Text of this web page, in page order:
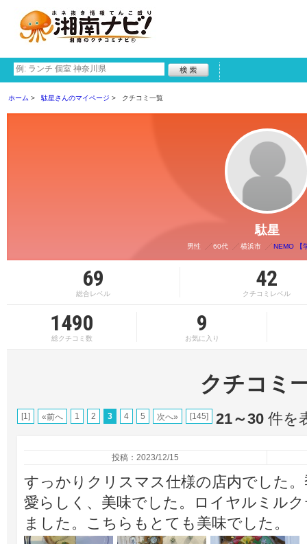
ホーム 駄星さんのマイページ クチコミ一覧
駄星
男性 60代 横浜市 NEMO 【
69
総合レベル
42
クチコミレベル
1490
総クチコミ数
9
お気に入り
クチコミ
[1] «前へ 1 2 3 4 5 次へ» [145] 21～30 件を
投稿：2023/12/15
すっかりクリスマス仕様の店内でした
愛らしく、美味でした。ロイヤルミル
ました。こちらもとても美味でした。